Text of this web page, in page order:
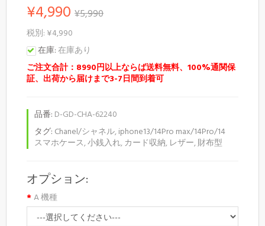
¥4,990 ¥5,990
税別: ¥4,990
在庫:在庫あり
ご注文合計：8990円以上ならば送料無料、100%通関保
証、出荷から届けまで3-7日間到着可
品番: D-GD-CHA-62240
タグ: Chanel/シャネル,iphone13/14Pro max/14Pro/14
スマホケース,小銭入れ,カード収納, レザー,財布型
オプション:
A 機種